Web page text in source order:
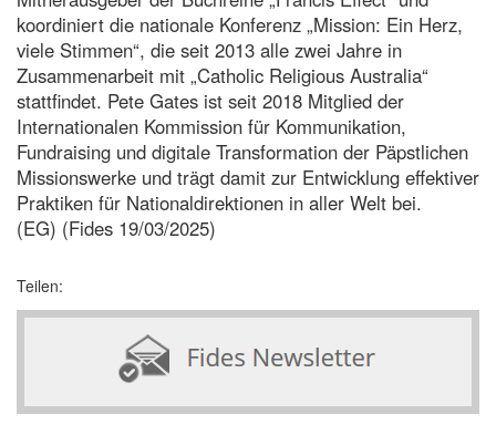
koordiniert die nationale Konferenz „Mission: Ein Herz,
viele Stimmen“, die seit 2013 alle zwei Jahre in
Zusammenarbeit mit „Catholic Religious Australia“
stattfindet. Pete Gates ist seit 2018 Mitglied der
Internationalen Kommission für Kommunikation,
Fundraising und digitale Transformation der Päpstlichen
Missionswerke und trägt damit zur Entwicklung effektiver
Praktiken für Nationaldirektionen in aller Welt bei.
(EG) (Fides 19/03/2025)
Teilen: